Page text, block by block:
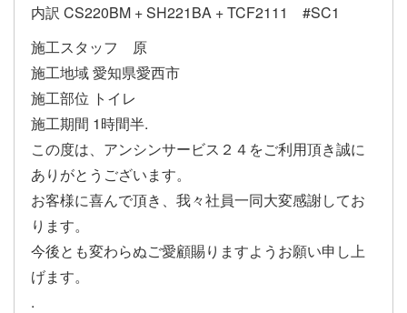
内訳 CS220BM + SH221BA + TCF2111 #SC1
施工スタッフ 原
施工地域 愛知県愛西市
施工部位 トイレ
施工期間 1時間半.
この度は、アンシンサービス２４をご利用頂き誠に
ありがとうございます。
お客様に喜んで頂き、我々社員一同大変感謝してお
ります。
今後とも変わらぬご愛顧賜りますようお願い申し上
げます。
.